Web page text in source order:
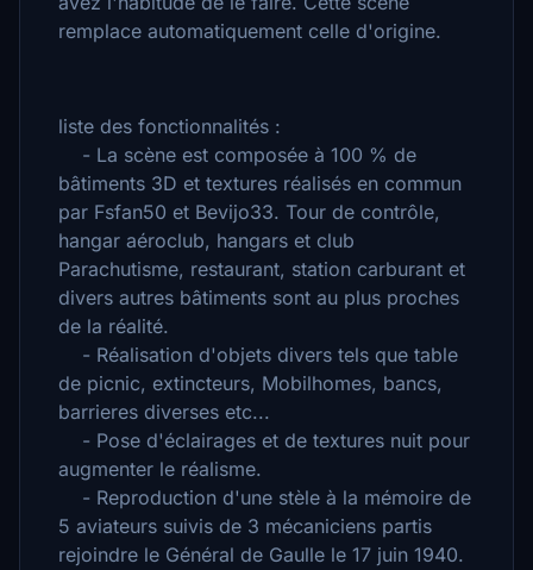
remplace automatiquement celle d'origine.
liste des fonctionnalités :
- La scène est composée à 100 % de
bâtiments 3D et textures réalisés en commun
par Fsfan50 et Bevijo33. Tour de contrôle,
hangar aéroclub, hangars et club
Parachutisme, restaurant, station carburant et
divers autres bâtiments sont au plus proches
de la réalité.
- Réalisation d'objets divers tels que table
de picnic, extincteurs, Mobilhomes, bancs,
barrieres diverses etc...
- Pose d'éclairages et de textures nuit pour
augmenter le réalisme.
- Reproduction d'une stèle à la mémoire de
5 aviateurs suivis de 3 mécaniciens partis
rejoindre le Général de Gaulle le 17 juin 1940.